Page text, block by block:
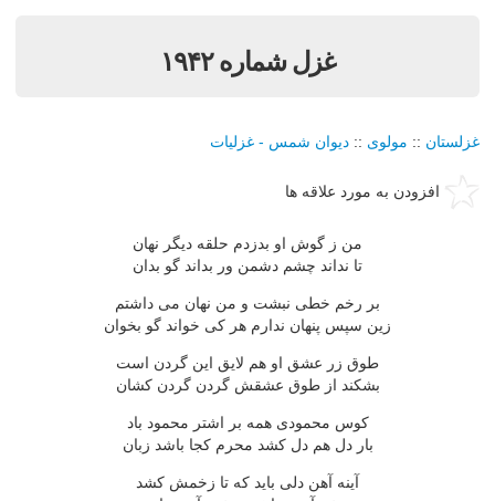
غزل شماره ۱۹۴۲
غزلستان :: مولوی :: دیوان شمس - غزلیات
افزودن به مورد علاقه ها
من ز گوش او بدزدم حلقه دیگر نهان
تا نداند چشم دشمن ور بداند گو بدان
بر رخم خطی نبشت و من نهان می داشتم
زین سپس پنهان ندارم هر كی خواند گو بخوان
طوق زر عشق او هم لایق این گردن است
بشكند از طوق عشقش گردن گردن كشان
كوس محمودی همه بر اشتر محمود باد
بار دل هم دل كشد محرم كجا باشد زبان
آینه آهن دلی باید كه تا زخمش كشد